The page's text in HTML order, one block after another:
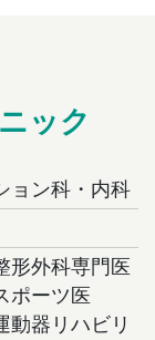
ック
ョン科・内科
外科専門医
ポーツ医
器リハビリ